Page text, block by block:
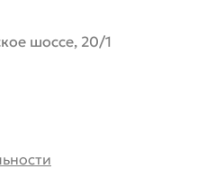
шоссе, 20/1